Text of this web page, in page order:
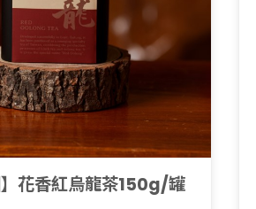
】花香紅烏龍茶150g/罐